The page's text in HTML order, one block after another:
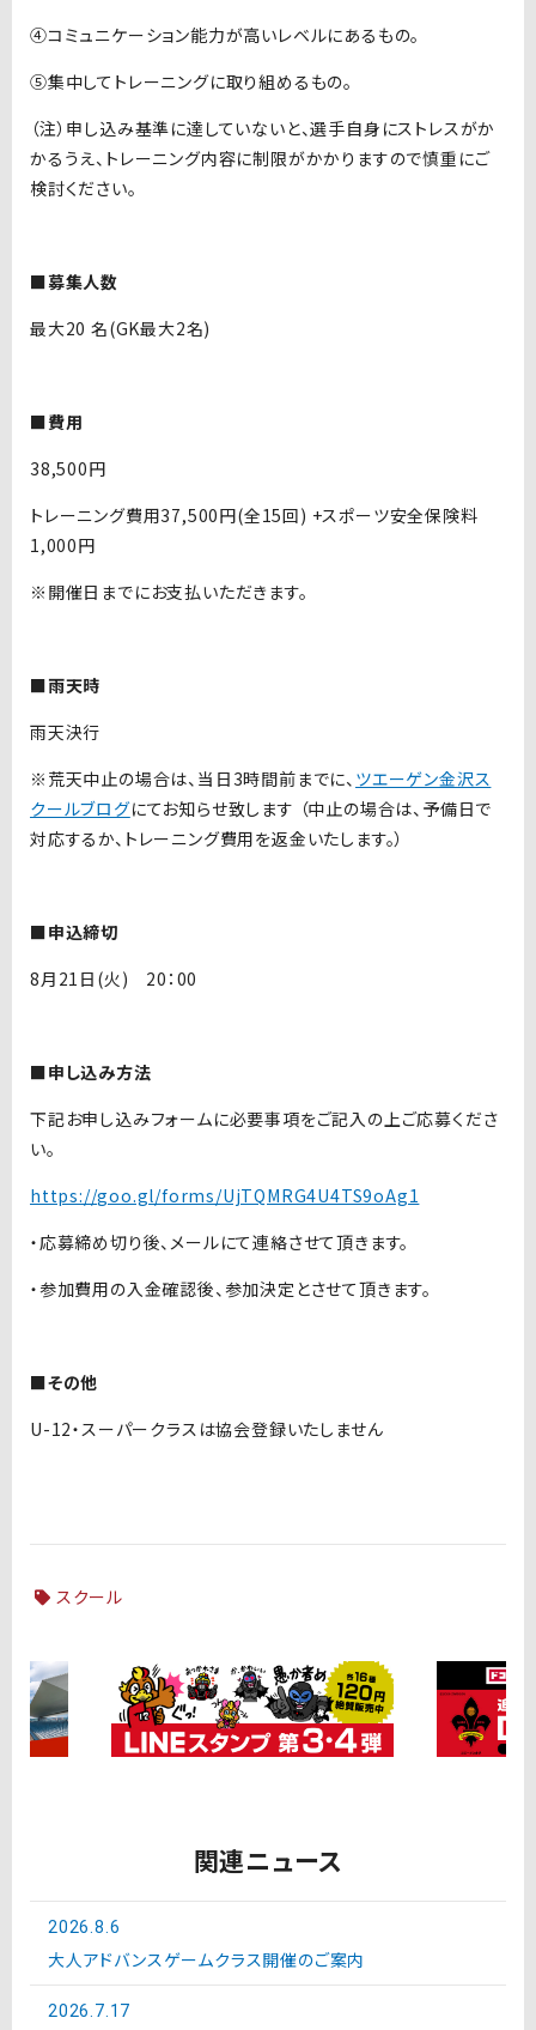
④コミュニケーション能力が高いレベルにあるもの。
⑤集中してトレーニングに取り組めるもの。
（注）申し込み基準に達していないと、選手自身にストレスがか
かるうえ、トレーニング内容に制限がかかりますので慎重にご
検討ください。
■募集人数
最大20 名(GK最大2名)
■費用
38,500円
トレーニング費用37,500円(全15回) +スポーツ安全保険料
1,000円
※開催日までにお支払いただきます。
■雨天時
雨天決行
※荒天中止の場合は、当日3時間前までに、 ツエーゲン金沢ス
クールブログにてお知らせ致します （中止の場合は、予備日で
対応するか、トレーニング費用を返金いたします。）
■申込締切
8月21日(火) 20：00
■申し込み方法
下記お申し込みフォームに必要事項をご記入の上ご応募くださ
い。
https://goo.gl/forms/UjTQMRG4U4TS9oAg1
・応募締め切り後、メールにて連絡させて頂きます。
・参加費用の入金確認後、参加決定とさせて頂きます。
■その他
U-12・スーパークラスは協会登録いたしません
スクール
関連ニュース
2026.8.6
大人アドバンスゲームクラス開催のご案内
2026.7.17